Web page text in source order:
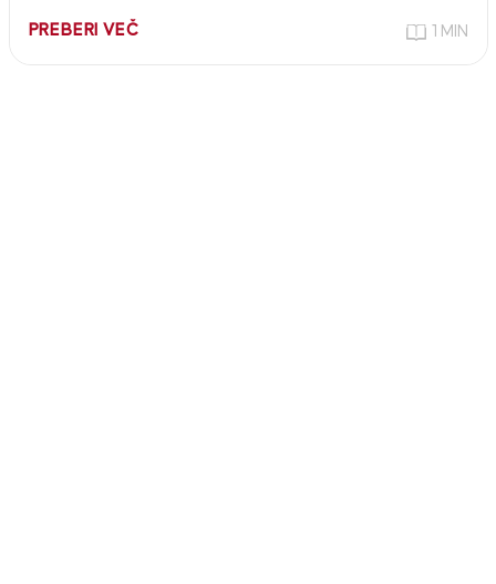
PREBERI VEČ 1 MIN